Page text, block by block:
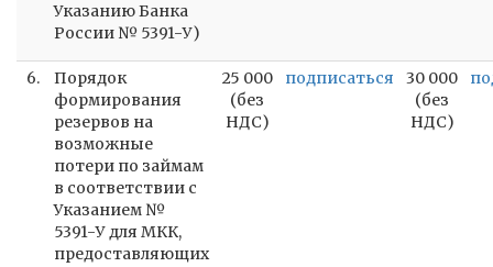
Указанию Банка
России № 5391-У)
6.
Порядок
формирования
резервов на
возможные
потери по займам
в соответствии с
Указанием №
5391-У для МКК,
предоставляющих
25 000
(без
НДС)
подписаться
30 000
(без
НДС)